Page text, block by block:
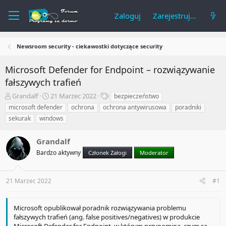
Zaloguj Zarejestruj się
Newsroom security - ciekawostki dotyczące security
Microsoft Defender for Endpoint – rozwiązywanie
fałszywych trafień
A
u
t
o
t
e
m
t
u
Grandalf
R
o
z
p
c
z
y
21 Marzec 2022
T
a
g
bezpieczeństwo
microsoft defender
ochrona ochrona antywirusowa
poradniki
sekurak
windows
Grandalf
Bardzo aktywny Członek Załogi Moderator
21 Marzec 2022 #1
Microsoft opublikował poradnik rozwiązywania problemu
fałszywych trafień (ang. false positives/negatives) w produkcie